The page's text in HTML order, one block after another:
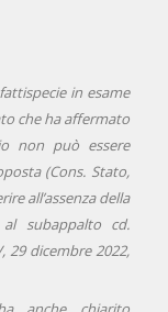
in esame
che ha affermato
non può essere
(Cons. Stato,
all’assenza della
subappalto cd.
29 dicembre 2022,